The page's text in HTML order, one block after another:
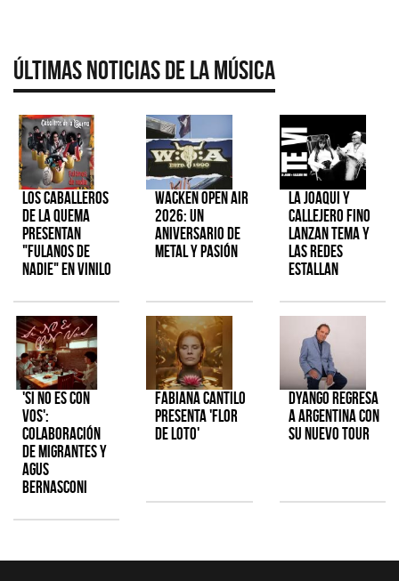
Últimas Noticias de la Música
Los Caballeros
de la Quema
presentan
"Fulanos de
Nadie" en vinilo
Wacken Open Air
2026: Un
aniversario de
metal y pasión
La Joaqui y
Callejero Fino
lanzan tema y
las redes
estallan
'Si No Es Con
Vos':
colaboración
de Migrantes y
Agus
Bernasconi
Fabiana Cantilo
presenta 'Flor
de Loto'
Dyango regresa
a Argentina con
su nuevo tour